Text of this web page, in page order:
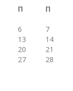
Π Π
6 7
13 14
20 21
27 28